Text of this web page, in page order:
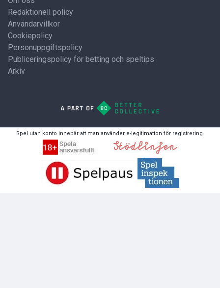
Redaktionell policy
Användarvillkor
Cookiepolicy
Personuppgiftspolicy
Publiceringspolicy för betting och speltips
Arkiv
Spel utan konto innebär att man använder e-legitimation för registrering.